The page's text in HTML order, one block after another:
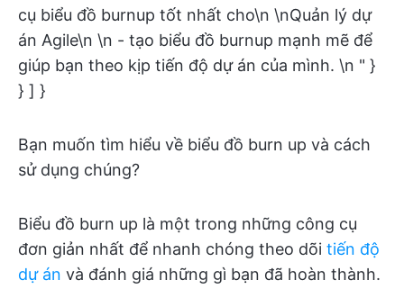
cụ biểu đồ burnup tốt nhất cho\n \nQuản lý dự
án Agile\n \n - tạo biểu đồ burnup mạnh mẽ để
giúp bạn theo kịp tiến độ dự án của mình. \n " }
} ] }
Bạn muốn tìm hiểu về biểu đồ burn up và cách
sử dụng chúng?
Biểu đồ burn up là một trong những công cụ
đơn giản nhất để nhanh chóng theo dõi tiến độ
dự án và đánh giá những gì bạn đã hoàn thành.